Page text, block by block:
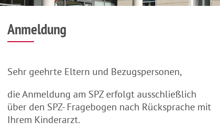
Anmeldung
Sehr geehrte Eltern und Bezugspersonen,
die Anmeldung am SPZ erfolgt ausschließlich
über den SPZ- Fragebogen nach Rücksprache mit
Ihrem Kinderarzt.